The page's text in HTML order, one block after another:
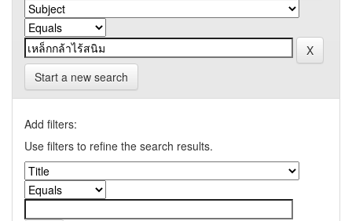
Start a new search
Add filters:
Use filters to refine the search results.